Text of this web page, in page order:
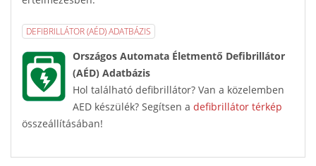
DEFIBRILLÁTOR (AÉD) ADATBÁZIS
Országos Automata Életmentő Defibrillátor
(AÉD) Adatbázis
Hol található defibrillátor? Van a közelemben
AED készülék? Segítsen a defibrillátor térkép
összeállításában!